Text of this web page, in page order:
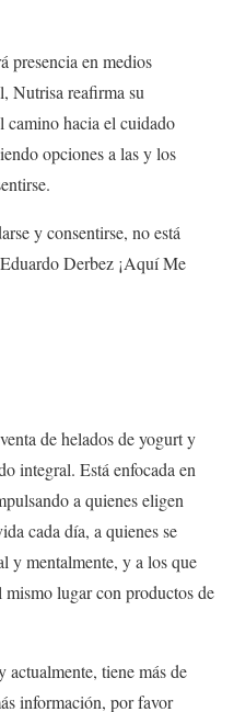
presencia en medios
Nutrisa reafirma su
camino hacia el cuidado
opciones a las y los
y consentirse, no está
Derbez ¡Aquí Me
de helados de yogurt y
integral. Está enfocada en
a quienes eligen
cada día, a quienes se
y mentalmente, y a los que
mismo lugar con productos de
tiene más de
información, por favor